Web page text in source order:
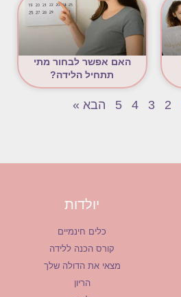
האם אפשר לבחור מתי
תתחיל הלידה?
2
3
4
5 הבא »
יולדות
כלים חינמיים
קורס הכנה ללידה
מצאי את הדולה שלך
הריון